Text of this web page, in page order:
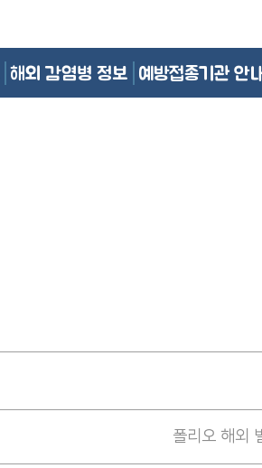
해외 감염병 정보 예방접종기관 안
폴리오 해외